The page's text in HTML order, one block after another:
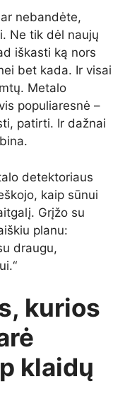
nebandėte,
Ne tik dėl naujų
iškasti ką nors
bet kada. Ir visai
Metalo
populiaresnė –
patirti. Ir dažnai
detektoriaus
kaip sūnui
Grįžo su
planu:
draugu,
kurios
klaidų